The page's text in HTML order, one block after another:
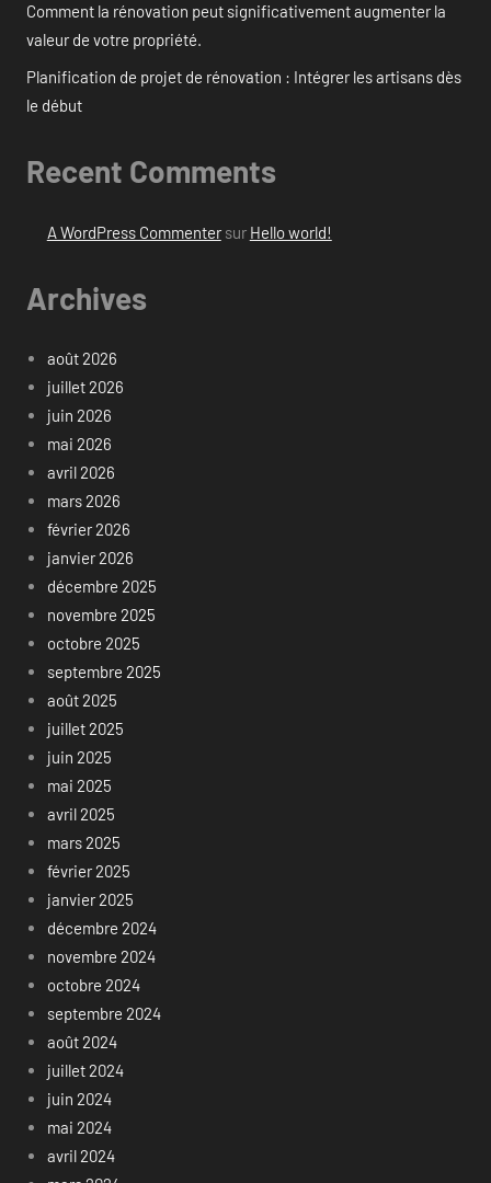
Comment la rénovation peut significativement augmenter la
valeur de votre propriété.
Planification de projet de rénovation : Intégrer les artisans dès
le début
Recent Comments
A WordPress Commentersur Hello world!
Archives
août 2026
juillet 2026
juin 2026
mai 2026
avril 2026
mars 2026
février 2026
janvier 2026
décembre 2025
novembre 2025
octobre 2025
septembre 2025
août 2025
juillet 2025
juin 2025
mai 2025
avril 2025
mars 2025
février 2025
janvier 2025
décembre 2024
novembre 2024
octobre 2024
septembre 2024
août 2024
juillet 2024
juin 2024
mai 2024
avril 2024